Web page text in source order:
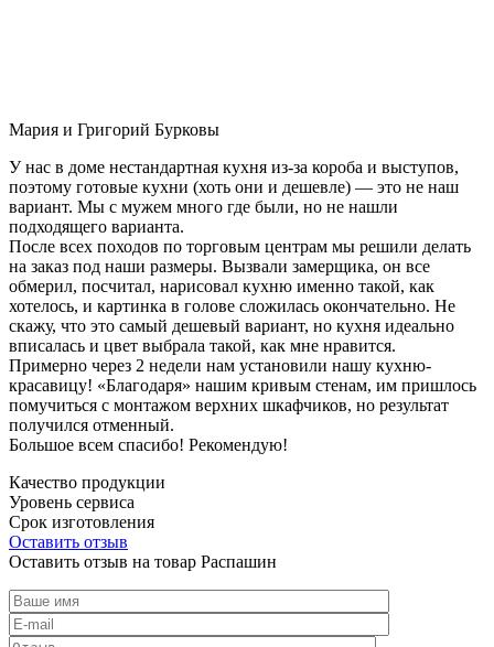
Мария и Григорий Бурковы
У нас в доме нестандартная кухня из-за короба и выступов,
поэтому готовые кухни (хоть они и дешевле) — это не наш
вариант. Мы с мужем много где были, но не нашли
подходящего варианта.
После всех походов по торговым центрам мы решили делать
на заказ под наши размеры. Вызвали замерщика, он все
обмерил, посчитал, нарисовал кухню именно такой, как
хотелось, и картинка в голове сложилась окончательно. Не
скажу, что это самый дешевый вариант, но кухня идеально
вписалась и цвет выбрала такой, как мне нравится.
Примерно через 2 недели нам установили нашу кухню-
красавицу! «Благодаря» нашим кривым стенам, им пришлось
помучиться с монтажом верхних шкафчиков, но результат
получился отменный.
Большое всем спасибо! Рекомендую!
Качество продукции
Уровень сервиса
Срок изготовления
Оставить отзыв
Оставить отзыв на товар Распашин